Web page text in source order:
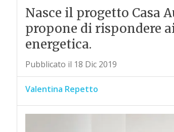
Nasce il progetto Casa
propone di rispondere
energetica.
Pubblicato il 18 Dic 2019
Valentina Repetto